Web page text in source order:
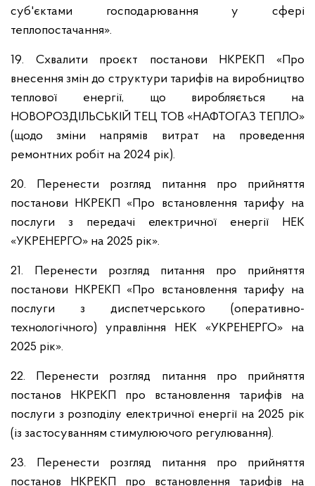
суб'єктами господарювання у сфері
теплопостачання».
19. Схвалити проєкт постанови НКРЕКП «Про
внесення змін до структури тарифів на виробництво
теплової енергії, що виробляється на
НОВОРОЗДІЛЬСЬКІЙ ТЕЦ ТОВ «НАФТОГАЗ ТЕПЛО»
(щодо зміни напрямів витрат на проведення
ремонтних робіт на 2024 рік).
20. Перенести розгляд питання про прийняття
постанови НКРЕКП «Про встановлення тарифу на
послуги з передачі електричної енергії НЕК
«УКРЕНЕРГО» на 2025 рік».
21. Перенести розгляд питання про прийняття
постанови НКРЕКП «Про встановлення тарифу на
послуги з диспетчерського (оперативно-
технологічного) управління НЕК «УКРЕНЕРГО» на
2025 рік».
22. Перенести розгляд питання про прийняття
постанов НКРЕКП про встановлення тарифів на
послуги з розподілу електричної енергії на 2025 рік
(із застосуванням стимулюючого регулювання).
23. Перенести розгляд питання про прийняття
постанов НКРЕКП про встановлення тарифів на